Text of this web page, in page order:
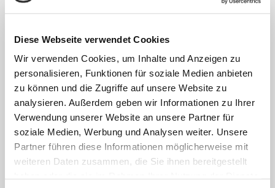
Diese Webseite verwendet Cookies
Wir verwenden Cookies, um Inhalte und Anzeigen zu
personalisieren, Funktionen für soziale Medien anbieten
zu können und die Zugriffe auf unsere Website zu
analysieren. Außerdem geben wir Informationen zu Ihrer
Verwendung unserer Website an unsere Partner für
soziale Medien, Werbung und Analysen weiter. Unsere
Partner führen diese Informationen möglicherweise mit
weiteren Daten zusammen, die Sie ihnen bereitgestellt
anvertrauten Patient:innen, Bewohner:innen, Kinder und
FACHBEREICHE
Klinik für Allgemein-, Viszeral- und minimal-
invasive Chirurgie
Klinik für Anästhesiologie & Intensivmedizin
Klinik für Innere Medizin Goethestraße